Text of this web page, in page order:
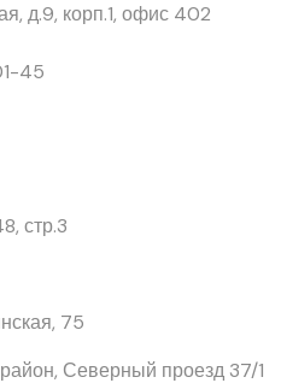
д.9, корп.1, офис 402
45
стр.3
75
Северный проезд 37/1